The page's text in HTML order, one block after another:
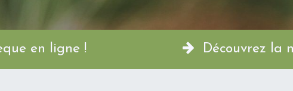
en ligne ! Découvrez la